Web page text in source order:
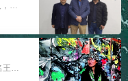
岳廷林（中）与合作伙伴 初次见过岳廷林的人，都会对他笑眯眯的外貌留下很好的印象：这是一个和蔼可亲的人。但很多人不知道的是，这其实是一位很有作为的企业掌门人。他是合创国际的董事长。 岳廷林来自山东诸城...
臧健与她的46米长卷《千秋万代》 臧健，又名王丹青，来自山东诸城的一个小山村、诗人臧克家的家族。作为斯里兰卡-中国文化使者，曾旅居法国、斯里兰卡，无畏派画风创始人，西班牙巴萨罗那孔子学校...